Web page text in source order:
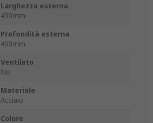
Larghezza esterna
450mm
Profondità esterna
450mm
Ventilato
No
Materiale
Acciaio
Colore